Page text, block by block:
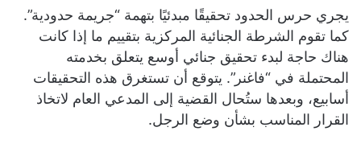
يجري حرس الحدود تحقيقًا مبدئيًا بتهمة “جريمة حدودية”.
كما تقوم الشرطة الجنائية المركزية بتقييم ما إذا كانت
هناك حاجة لبدء تحقيق جنائي أوسع يتعلق بخدمته
المحتملة في “فاغنر”. يتوقع أن تستغرق هذه التحقيقات
أسابيع، وبعدها ستُحال القضية إلى المدعي العام لاتخاذ
القرار المناسب بشأن وضع الرجل.